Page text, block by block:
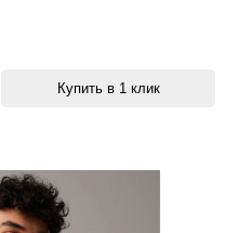
Купить в 1 клик